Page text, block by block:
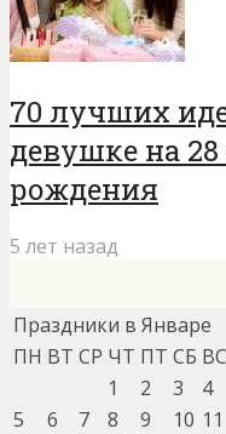
70 лучших
девушке на
рождения
5 лет назад
Праздники в Январе
ПН ВТ СР ЧТ ПТ СБ ВС
1
2 3
4
5
6 7 8 9 10 11